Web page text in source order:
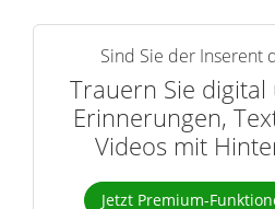
Sind Sie der Inserent
Trauern Sie digital
Erinnerungen,
Videos mit
Jetzt Premium-